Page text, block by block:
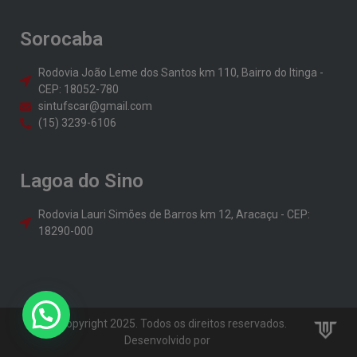
Sorocaba
Rodovia João Leme dos Santos km 110, Bairro do Itinga -
CEP: 18052-780
sintufscar@gmail.com
(15) 3239-6106
Lagoa do Sino
Rodovia Lauri Simões de Barros km 12, Aracaçu - CEP:
18290-000
© Copyright 2025. Todos os direitos reservados.
Desenvolvido por